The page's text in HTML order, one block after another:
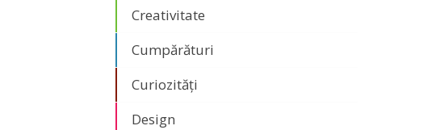
Creativitate
Cumpărături
Curiozități
Design